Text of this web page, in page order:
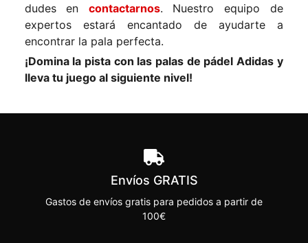
dudes en contactarnos. Nuestro equipo de
expertos estará encantado de ayudarte a
encontrar la pala perfecta.
¡Domina la pista con las palas de pádel Adidas y
lleva tu juego al siguiente nivel!
Envíos GRATIS
Gastos de envíos gratis para pedidos a partir de
100€